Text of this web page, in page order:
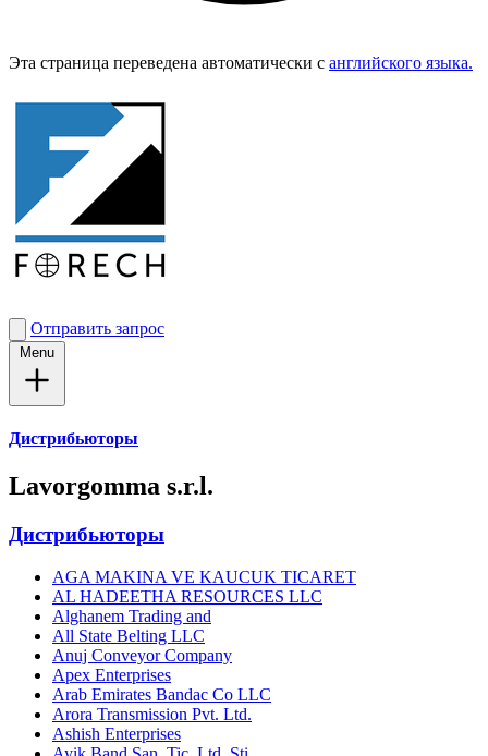
Эта страница переведена автоматически с английского языка.
Отправить запрос
Дистрибьюторы
Lavorgomma s.r.l.
Дистрибьюторы
AGA MAKINA VE KAUCUK TICARET
AL HADEETHA RESOURCES LLC
Alghanem Trading and
All State Belting LLC
Anuj Conveyor Company
Apex Enterprises
Arab Emirates Bandac Co LLC
Arora Transmission Pvt. Ltd.
Ashish Enterprises